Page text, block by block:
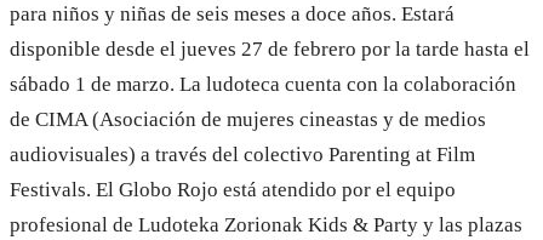
para niños y niñas de seis meses a doce años. Estará
disponible desde el jueves 27 de febrero por la tarde hasta el
sábado 1 de marzo. La ludoteca cuenta con la colaboración
de CIMA (Asociación de mujeres cineastas y de medios
audiovisuales) a través del colectivo Parenting at Film
Festivals. El Globo Rojo está atendido por el equipo
profesional de Ludoteka Zorionak Kids & Party y las plazas